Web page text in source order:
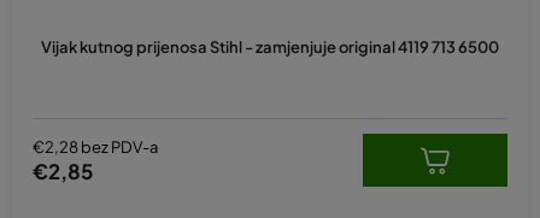
Vijak kutnog prijenosa Stihl - zamjenjuje original 4119 713 6500
€2,28 bez PDV-a
€2,85